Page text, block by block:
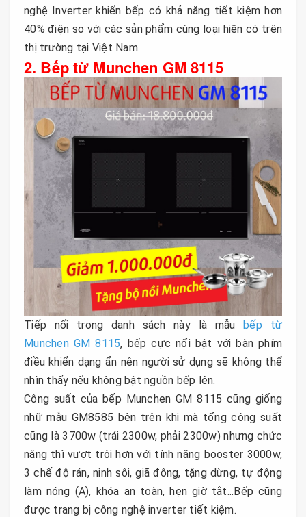
nghệ Inverter khiến bếp có khả năng tiết kiệm hơn
40% điện so với các sản phẩm cùng loại hiện có trên
thị trường tại Việt Nam.
2. Bếp từ Munchen GM 8115
Tiếp nối trong danh sách này là mẫubếp từ
Munchen GM 8115, bếp cực nổi bật với bàn phím
điều khiển dạng ẩn nên người sử dụng sẽ không thể
nhìn thấy nếu không bật nguồn bếp lên.
Công suất của bếp Munchen GM 8115 cũng giống
nhữ mẫu GM8585 bên trên khi mà tổng công suất
cũng là 3700w (trái 2300w, phải 2300w) nhưng chức
năng thì vượt trội hơn với tính năng booster 3000w,
3 chế độ rán, ninh sôi, giã đông, tặng dừng, tự động
làm nóng (A), khóa an toàn, hẹn giờ tắt...Bếp cũng
được trang bị công nghệ inverter tiết kiệm.